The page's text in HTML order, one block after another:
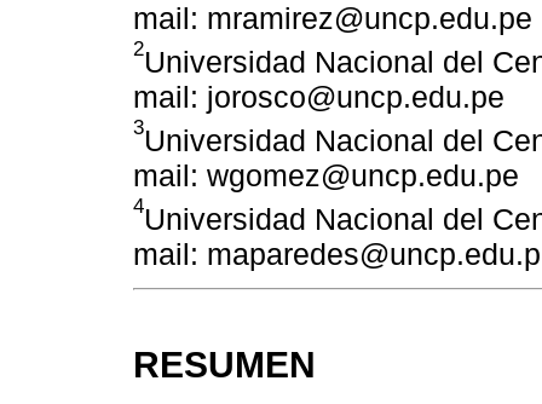
mail: mramirez@uncp.edu.pe
2Universidad Nacional del
mail: jorosco@uncp.edu.pe
3Universidad Nacional del
mail: wgomez@uncp.edu.pe
4Universidad Nacional del
mail:
RESUMEN